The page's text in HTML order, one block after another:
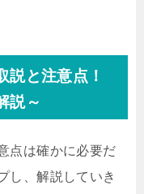
説と注意点！
説～
点は確かに必要だ
し、解説していき